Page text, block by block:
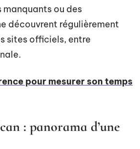
ou des
découvrent régulièrement
sites officiels, entre
pour mesurer son temps
: panorama d’une